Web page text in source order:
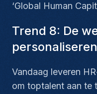
‘Global Human
Trend 8: De
personaliseren
Vandaag leveren
om toptalent aan te